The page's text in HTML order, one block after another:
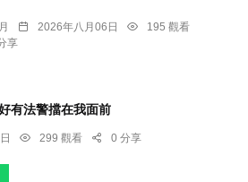
2026年八月06日
195 觀看
享
有法警擋在我面前
299 觀看 0 分享